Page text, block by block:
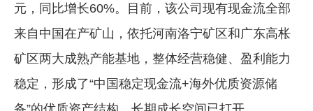
元，同比增长60%。目前，该公司现有现金流全部
来自中国在产矿山，依托河南洛宁矿区和广东高枨
矿区两大成熟产能基地，整体经营稳健、盈利能力
稳定，形成了“中国稳定现金流+海外优质资源储